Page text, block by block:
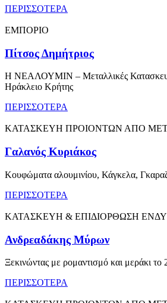
ΠΕΡΙΣΣΟΤΕΡΑ
ΕΜΠΟΡΙΟ
Πίτσος Δημήτριος
Η ΝΕΑΛΟΥΜΙΝ – Μεταλλικές Κατασκευές
Ηράκλειο Κρήτης
ΠΕΡΙΣΣΟΤΕΡΑ
ΚΑΤΑΣΚΕΥΗ ΠΡΟΙΟΝΤΩΝ ΑΠΟ
Γαλανός Κυριάκος
Κουφώματα αλουμινίου, Κάγκελα,
ΠΕΡΙΣΣΟΤΕΡΑ
ΚΑΤΑΣΚΕΥΗ & ΕΠΙΔΙΟΡΘΩΣΗ
Ανδρεαδάκης Μύρων
Ξεκινώντας με ρομαντισμό και μεράκι
ΠΕΡΙΣΣΟΤΕΡΑ